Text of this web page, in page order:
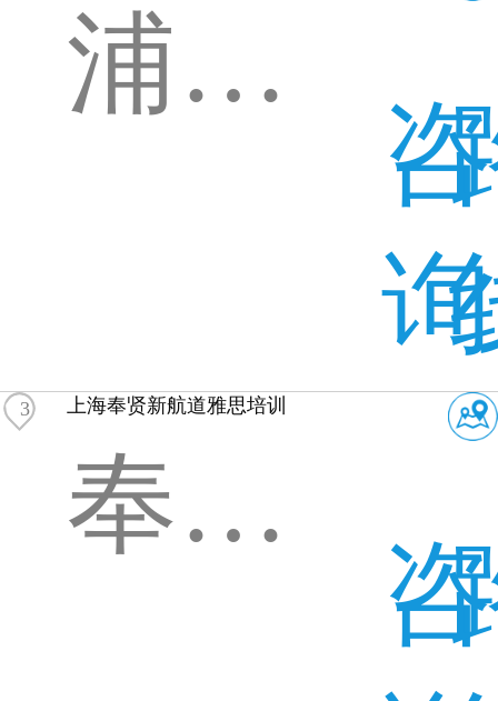
浦东新区秀沿路
咨
询
3 上海奉贤新航道雅思培训
奉贤区海思路
咨